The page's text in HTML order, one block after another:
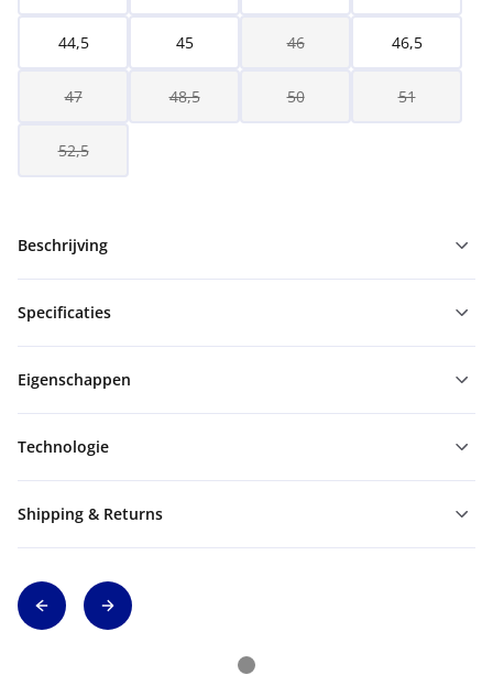
44,5 45 46 46,5
47 48,5 50 51
52,5
Beschrijving
Specificaties
Eigenschappen
Technologie
Shipping & Returns